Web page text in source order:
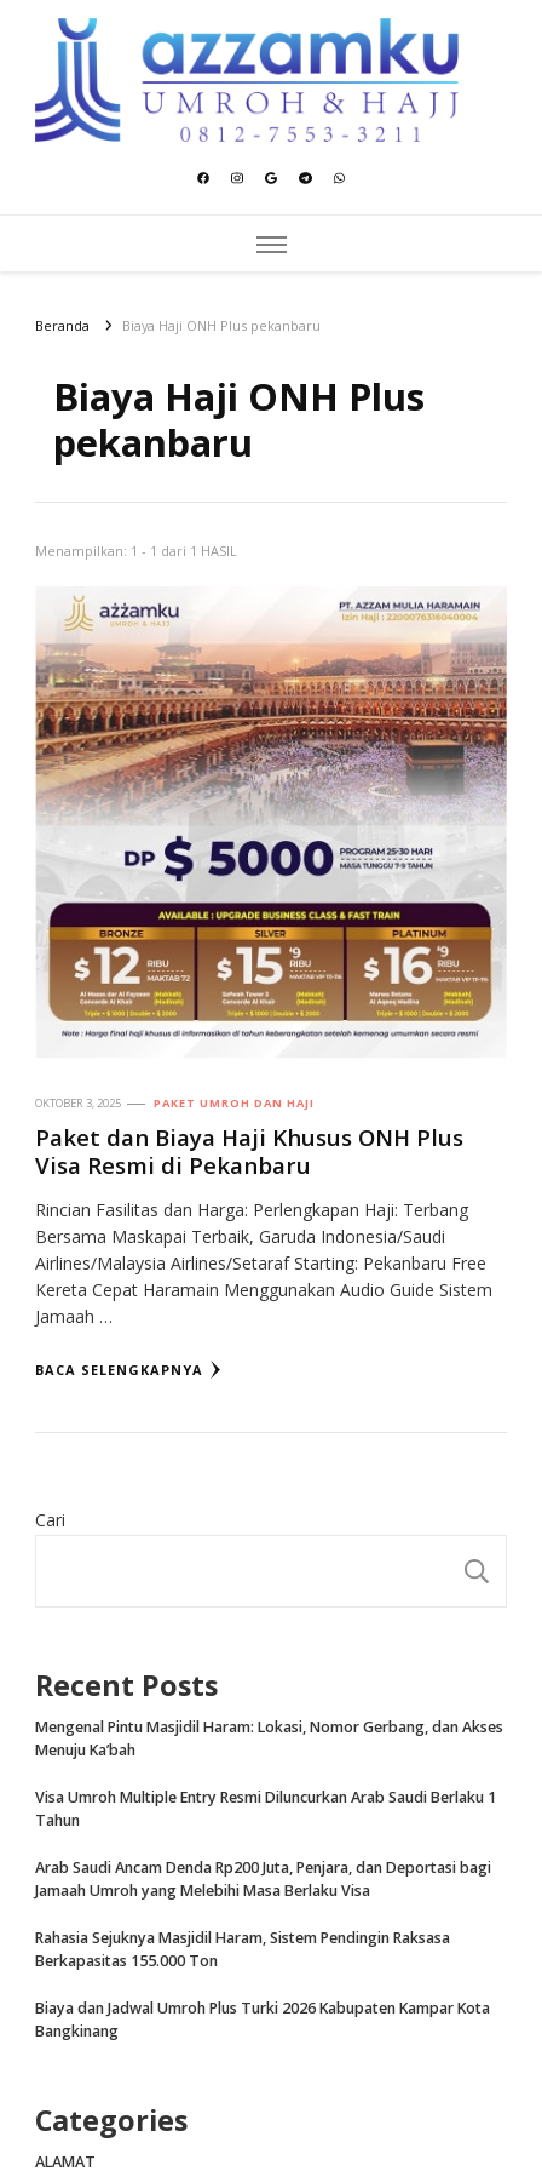
Azzamku Umroh dan Hajj
Beranda Biaya Haji ONH Plus pekanbaru
Biaya Haji ONH Plus
pekanbaru
Menampilkan: 1 - 1 dari 1 HASIL
OKTOBER 3, 2025 PAKET UMROH DAN HAJI
Paket dan Biaya Haji Khusus ONH Plus
Visa Resmi di Pekanbaru
Rincian Fasilitas dan Harga: Perlengkapan Haji: Terbang
Bersama Maskapai Terbaik, Garuda Indonesia/Saudi
Airlines/Malaysia Airlines/Setaraf Starting: Pekanbaru Free
Kereta Cepat Haramain Menggunakan Audio Guide Sistem
Jamaah …
BACA SELENGKAPNYA
Cari
Recent Posts
Mengenal Pintu Masjidil Haram: Lokasi, Nomor Gerbang, dan Akses
Menuju Ka’bah
Visa Umroh Multiple Entry Resmi Diluncurkan Arab Saudi Berlaku 1
Tahun
Arab Saudi Ancam Denda Rp200 Juta, Penjara, dan Deportasi bagi
Jamaah Umroh yang Melebihi Masa Berlaku Visa
Rahasia Sejuknya Masjidil Haram, Sistem Pendingin Raksasa
Berkapasitas 155.000 Ton
Biaya dan Jadwal Umroh Plus Turki 2026 Kabupaten Kampar Kota
Bangkinang
Categories
ALAMAT